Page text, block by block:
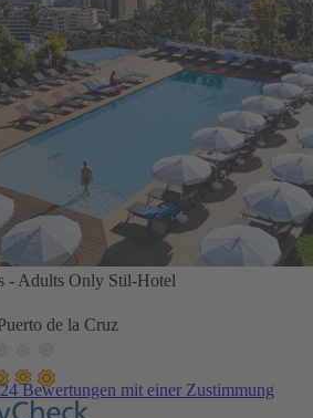
Adults Only Stil-Hotel
de la Cruz
Bewertungen mit einer Zustimmung